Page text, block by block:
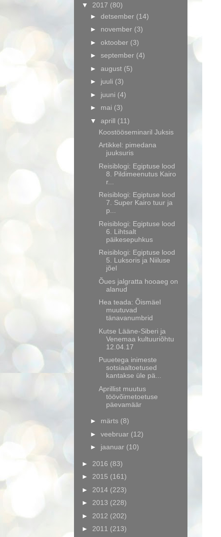
▼ 2017 (80)
► detsember (14)
► november (3)
► oktoober (3)
► september (4)
► august (5)
► juuli (3)
► juuni (4)
► mai (3)
▼ aprill (11)
Koostööseminaril Juksis
Artikkel: pimedana
juuksuris
Reisiblogi: Egiptuse lood
8. Pildimeenutus Kairo
r...
Reisiblogi: Egiptuse lood
7. Super Kairo tuur ja
p...
Reisiblogi: Egiptuse lood
6. Lihtsalt
päikesepuhkus
Reisiblogi: Egiptuse lood
5. Luksoris ja Niiluse
jõel
Õues jalgratta hooaeg on
alanud
Hea teada: Õismäel
muutuvad
tänavanumbrid
Kutse Lääne-Siberi ja
Venemaa kultuuriõhtu
12.04.17
Puuetega inimeste
sotsiaaltoetused
kantakse üle pä...
Aprillist muutus
töövõimetoetuse
päevamäär
► märts (8)
► veebruar (12)
► jaanuar (10)
► 2016 (83)
► 2015 (161)
► 2014 (223)
► 2013 (228)
► 2012 (202)
► 2011 (213)